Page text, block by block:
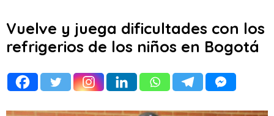
Vuelve y juega dificultades con los
refrigerios de los niños en Bogotá